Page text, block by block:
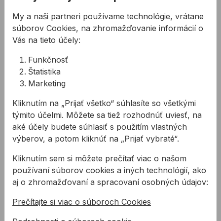
BN04105022
Skrutka DIN933 metrická - šesťhran
Zn M5x25mm (100ks)
Kód: BN04105025
3,25 €
Skrutka DIN933 metrická - šesťhran
Kód:
BN04105030
Skrutka DIN933 metrická - šesťhran
Kód:
BN04105035
Skrutka DIN933 metrická - šesťhran
Zn M5x40mm (100ks)
Kód: BN04105040
3,23 €
Skrutka DIN933 metrická - šesťhran
Zn M5x50mm (100ks)
Kód: BN04105050
3,94 €
Skrutka DIN933 metrická - šesťhran
Zn M5x80mm (100ks)
Kód: BN04105080
15,23 €
Skrutka DIN933 metrická - šesťhran
Kód: BN04106010
3,25 €
Zn M6x16mm (100ks)
My a naši partneri používame technológie, vrátane
súborov Cookies, na zhromažďovanie informácií o
Vás na tieto účely:
Funkčnosť
Štatistika
Marketing
Kliknutím na „Prijať všetko“ súhlasíte so všetkými
týmito účelmi. Môžete sa tiež rozhodnúť uviesť, na
aké účely budete súhlasiť s použitím vlastných
výberov, a potom kliknúť na „Prijať vybraté“.
Kliknutím sem si môžete prečítať viac o našom
používaní súborov cookies a iných technológií, ako
aj o zhromažďovaní a spracovaní osobných údajov:
Prečítajte si viac o súboroch Cookies